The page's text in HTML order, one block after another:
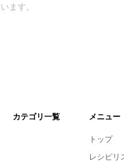
ます。
カテゴリ一覧 メニュー
トップ
レシピリ